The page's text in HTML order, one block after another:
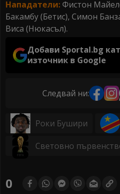
Нападатели:Фистон
Бакамбу (Бетис), Симон
Виса (Нюкасъл).
Добави Sportal.bg
източник в Google
Следвай ни:
Роки Бушири
Световно
0